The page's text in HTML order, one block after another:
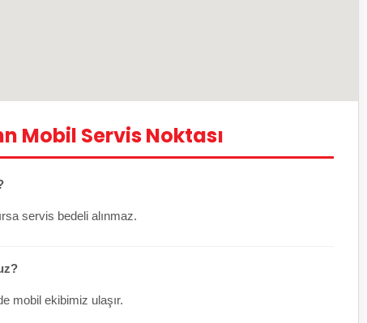
Mobil Servis Noktası
servis bedeli alınmaz.
mobil ekibimiz ulaşır.